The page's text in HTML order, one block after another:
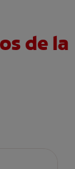
de la